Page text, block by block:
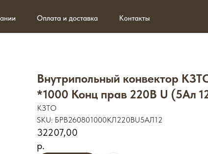
Оплата и доставка Контакты
Внутрипольный конвектор
*1000 Конц прав 220В U (5Ал
КЗТО
SKU: БРВ260801000КЛ220ВU5АЛ12
32207,00
р.